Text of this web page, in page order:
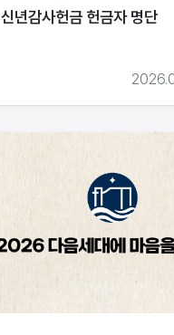
년감사헌금 헌금자 명단